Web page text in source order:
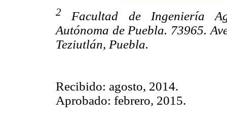
2
Facultad de Ingeniería
Autónoma de Puebla. 73965.
Teziutlán, Puebla.
Recibido: agosto, 2014.
Aprobado: febrero, 2015.